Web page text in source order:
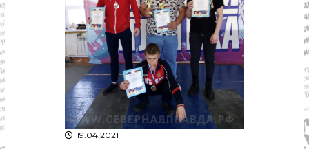
р
а
в
д
а
"
К
о
с
т
р
о
м
ы
К
19.04.2021